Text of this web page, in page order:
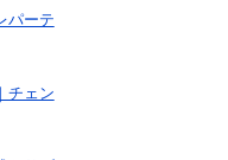
パーテ
チェン